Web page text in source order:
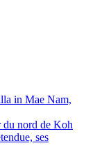
du nord de Koh
ses